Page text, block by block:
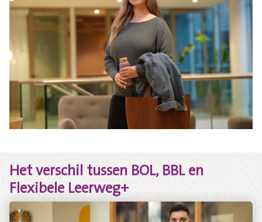
Het verschil tussen BOL, BBL en
Flexibele Leerweg+